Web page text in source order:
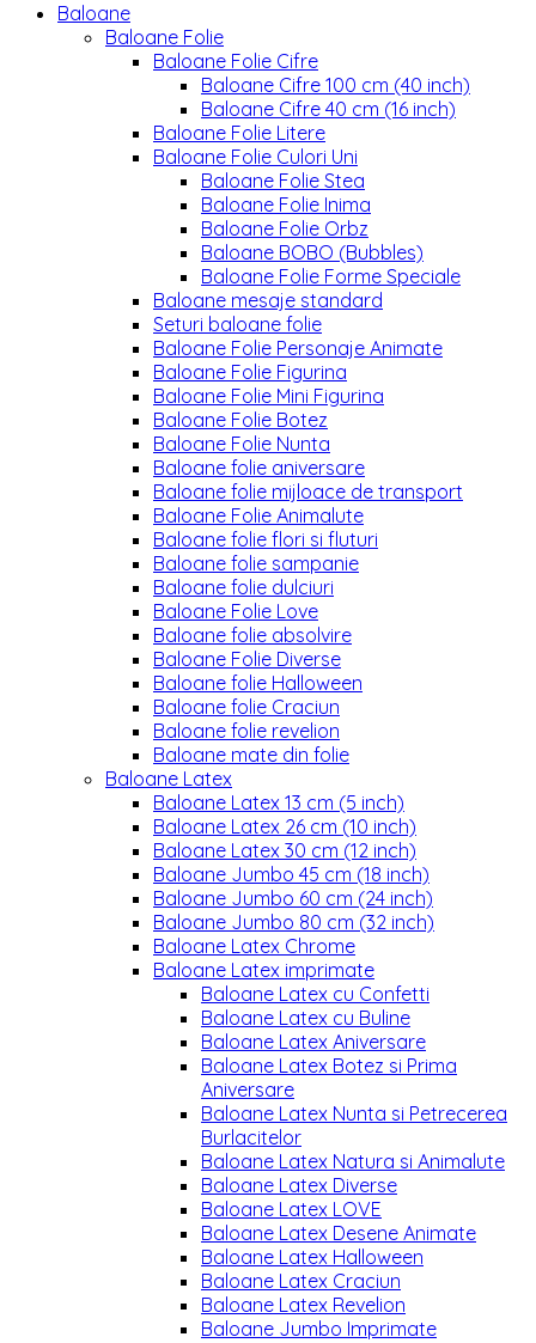
Baloane
Baloane Folie
Baloane Folie Cifre
Baloane Cifre 100 cm (40 inch)
Baloane Cifre 40 cm (16 inch)
Baloane Folie Litere
Baloane Folie Culori Uni
Baloane Folie Stea
Baloane Folie Inima
Baloane Folie Orbz
Baloane BOBO (Bubbles)
Baloane Folie Forme Speciale
Baloane mesaje standard
Seturi baloane folie
Baloane Folie Personaje Animate
Baloane Folie Figurina
Baloane Folie Mini Figurina
Baloane Folie Botez
Baloane Folie Nunta
Baloane folie aniversare
Baloane folie mijloace de transport
Baloane Folie Animalute
Baloane folie flori si fluturi
Baloane folie sampanie
Baloane folie dulciuri
Baloane Folie Love
Baloane folie absolvire
Baloane Folie Diverse
Baloane folie Halloween
Baloane folie Craciun
Baloane folie revelion
Baloane mate din folie
Baloane Latex
Baloane Latex 13 cm (5 inch)
Baloane Latex 26 cm (10 inch)
Baloane Latex 30 cm (12 inch)
Baloane Jumbo 45 cm (18 inch)
Baloane Jumbo 60 cm (24 inch)
Baloane Jumbo 80 cm (32 inch)
Baloane Latex Chrome
Baloane Latex imprimate
Baloane Latex cu Confetti
Baloane Latex cu Buline
Baloane Latex Aniversare
Baloane Latex Botez si Prima
Aniversare
Baloane Latex Nunta si Petrecerea
Burlacitelor
Baloane Latex Natura si Animalute
Baloane Latex Diverse
Baloane Latex LOVE
Baloane Latex Desene Animate
Baloane Latex Halloween
Baloane Latex Craciun
Baloane Latex Revelion
Baloane Jumbo Imprimate